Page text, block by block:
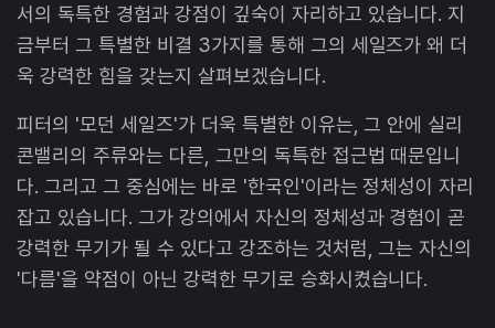
서의 독특한 경험과 강점이 깊숙이 자리하고 있습니다. 지
금부터 그 특별한 비결 3가지를 통해 그의 세일즈가 왜 더
욱 강력한 힘을 갖는지 살펴보겠습니다.
피터의 '모던 세일즈'가 더욱 특별한 이유는, 그 안에 실리
콘밸리의 주류와는 다른, 그만의 독특한 접근법 때문입니
다. 그리고 그 중심에는 바로 '한국인'이라는 정체성이 자리
잡고 있습니다. 그가 강의에서 자신의 정체성과 경험이 곧
강력한 무기가 될 수 있다고 강조하는 것처럼, 그는 자신의
'다름'을 약점이 아닌 강력한 무기로 승화시켰습니다.